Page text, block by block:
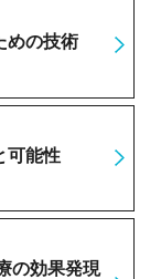
めの技術
可能性
の効果発現